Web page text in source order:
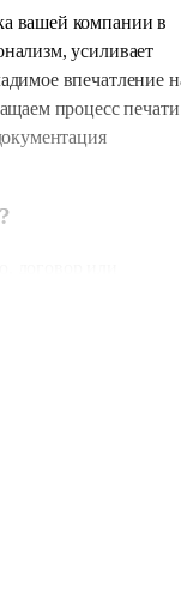
вашей компании в
усиливает
впечатление
процесс печати
бланке